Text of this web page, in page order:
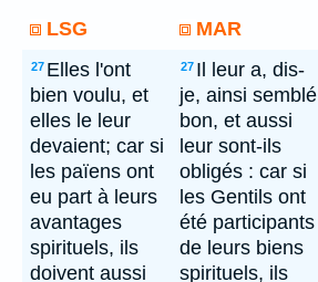
LSG MAR
27 Elles l'ont
bien voulu, et
elles le leur
devaient; car si
les païens ont
eu part à leurs
avantages
spirituels, ils
doivent aussi
27 Il leur a, dis-
je, ainsi semblé
bon, et aussi
leur sont-ils
obligés : car si
les Gentils ont
été participants
de leurs biens
spirituels, ils